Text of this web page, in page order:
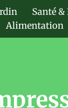
Santé
Alimentation